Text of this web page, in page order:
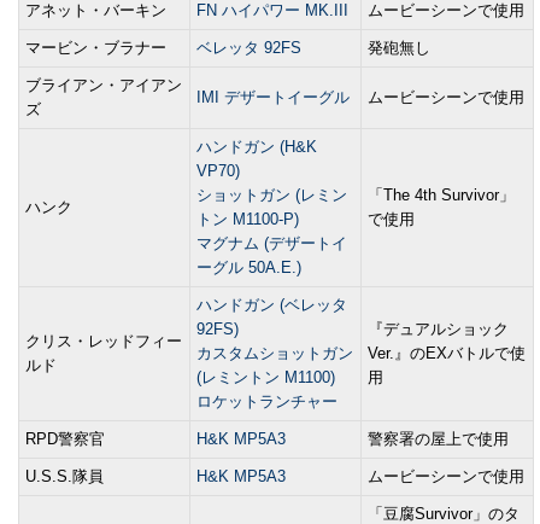
アネット・バーキン FN ハイパワー MK.III ムービーシーンで使用
マービン・ブラナー ベレッタ 92FS 発砲無し
ブライアン・アイアン
ズ
IMI デザートイーグル ムービーシーンで使用
ハンク
ハンドガン (H&K
VP70)
ショットガン (レミン
トン M1100-P)
マグナム (デザートイ
ーグル 50A.E.)
「The 4th Survivor」
で使用
クリス・レッドフィー
ルド
ハンドガン (ベレッタ
92FS)
カスタムショットガン
(レミントン M1100)
ロケットランチャー
『デュアルショック
Ver.』のEXバトルで使
用
RPD警察官 H&K MP5A3 警察署の屋上で使用
U.S.S.隊員 H&K MP5A3 ムービーシーンで使用
「豆腐Survivor」のタ